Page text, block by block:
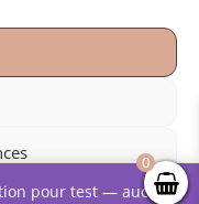
confidentialité
vente
et réalisation:
pour test — aucune
0